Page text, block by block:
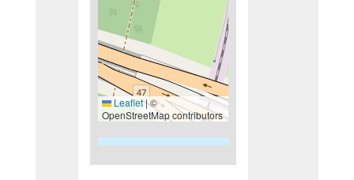
Leaflet|©
OpenStreetMap contributors